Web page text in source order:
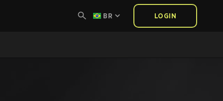
BR LOGIN